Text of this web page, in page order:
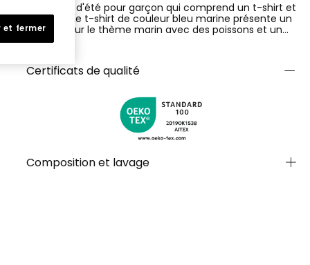
Ensemble d'été pour garçon qui comprend un t-shirt et
un short. Le t-shirt de couleur bleu marine présente un
imprimé sur le thème marin avec des poissons et un
hippocampe, ajoutant une touche amusante. Il est fait
bleu complète parfaitement le t-shirt, offrant de la
fraîcheur lors des journées chaudes. Les tailles
pour les activités en plein air, offrant style et confort.
Certificats de qualité
Composition et lavage
et fermer